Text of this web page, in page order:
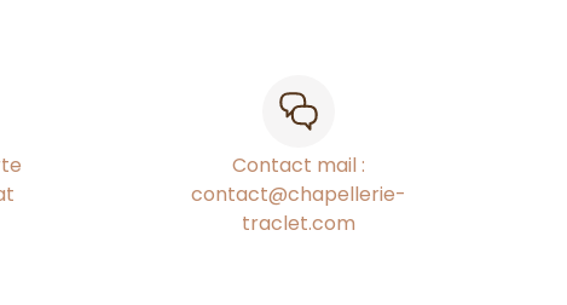
Contact mail :
contact@chapellerie-
traclet.com